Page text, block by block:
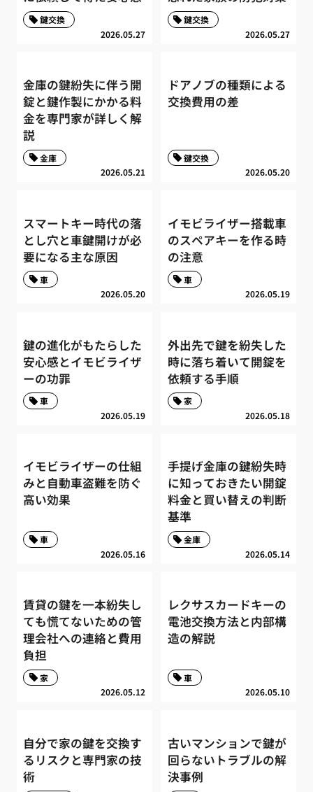
2026.05.27
鍵交換
2026.05.27
鍵交換
金庫の鍵紛失に伴う開
錠と鍵作製にかかる料
金を専門家が詳しく解
説
2026.05.21
金庫
ドアノブの種類による
交換費用の差
2026.05.20
鍵交換
スマートキー時代の落
とし穴と車鍵開けが必
要になる主な原因
2026.05.20
車
イモビライザー搭載車
のスペアキーを作る時
の注意
2026.05.19
車
鍵の進化がもたらした
安心感とイモビライザ
ーの功罪
2026.05.19
車
外出先で鍵を紛失した
時に落ち着いて開錠を
依頼する手順
2026.05.18
家
イモビライザーの仕組
みと自動車盗難を防ぐ
高い効果
2026.05.16
車
手提げ金庫の鍵紛失時
に知っておきたい開錠
料金と買い替えの判断
基準
2026.05.14
金庫
賃貸の鍵を一本紛失し
ても慌てないための管
理会社への連絡と費用
負担
2026.05.12
家
レクサスカードキーの
電池交換方法と内部構
造の解説
2026.05.10
車
自分で家の鍵を交換す
るリスクと専門家の技
術
古いマンションで鍵が
回らないトラブルの解
決事例